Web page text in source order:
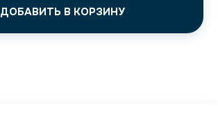
ДОБАВИТЬ В КОРЗИНУ